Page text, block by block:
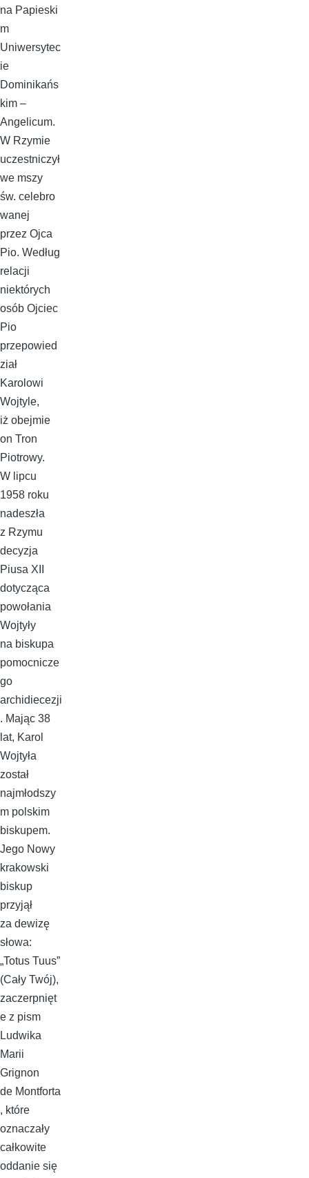
na Papieski
m
Uniwersytec
ie
Dominikańs
kim –
Angelicum.
W Rzymie
uczestniczył
we mszy
św. celebro
wanej
przez Ojca
Pio. Według
relacji
niektórych
osób Ojciec
Pio
przepowied
ział
Karolowi
Wojtyle,
iż obejmie
on Tron
Piotrowy.
W lipcu
1958 roku
nadeszła
z Rzymu
decyzja
Piusa XII
dotycząca
powołania
Wojtyły
na biskupa
pomocnicze
go
archidiecezji
. Mając 38
lat, Karol
Wojtyła
został
najmłodszy
m polskim
biskupem.
Jego Nowy
krakowski
biskup
przyjął
za dewizę
słowa:
„Totus Tuus”
(Cały Twój),
zaczerpnięt
e z pism
Ludwika
Marii
Grignon
de Montforta
, które
oznaczały
całkowite
oddanie się